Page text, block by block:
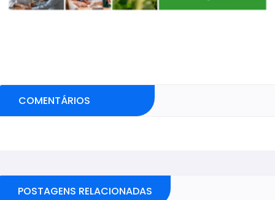
COMENTÁRIOS
Pular sessão de comentários
POSTAGENS RELACIONADAS